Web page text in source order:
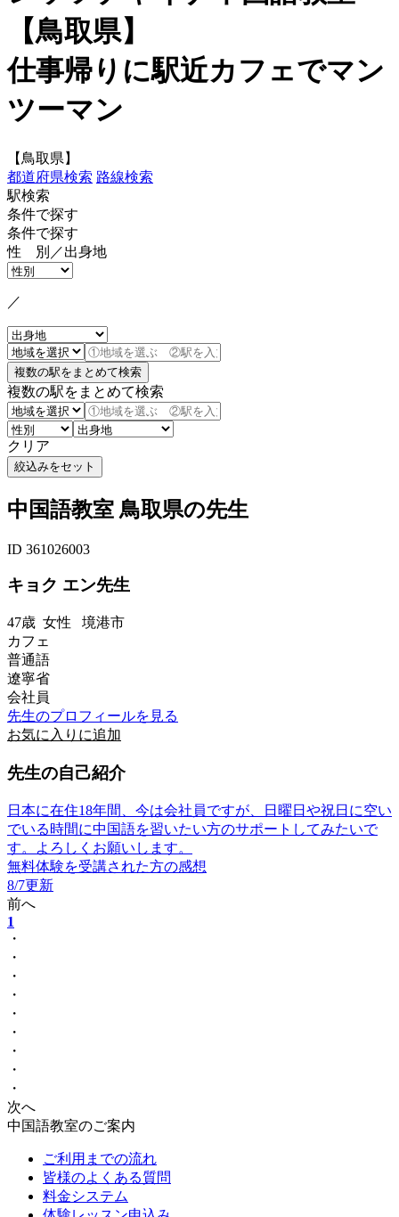
【鳥取県】
仕事帰りに駅近カフェでマン
ツーマン
【鳥取県】
都道府県検索 路線検索
駅検索
条件で探す
条件で探す
性 別／出身地
／
複数の駅をまとめて検索
クリア
中国語教室 鳥取県の先生
ID 361026003
キョク エン先生
47歳 女性 境港市
カフェ
普通語
遼寧省
会社員
先生のプロフィールを見る
お気に入りに追加
先生の自己紹介
日本に在住18年間、今は会社員ですが、日曜日や祝日に空い
でいる時間に中国語を習いたい方のサポートしてみたいで
す。よろしくお願いします。
無料体験を受講された方の感想
8/7更新
前へ
1
・
・
・
・
・
・
・
・
・
次へ
中国語教室のご案内
ご利用までの流れ
皆様のよくある質問
料金システム